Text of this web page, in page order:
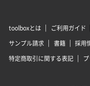
toolboxとは ご利用ガイド
サンプル請求
書籍 採用
特定商取引に関する表記